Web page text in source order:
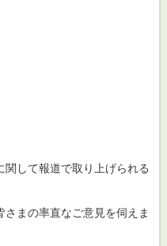
して報道で取り上げられる
まの率直なご意見を伺えま